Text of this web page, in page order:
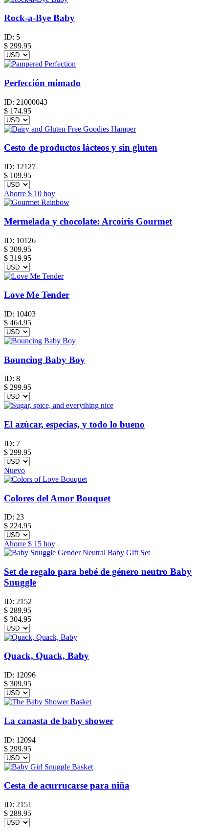
Rock-a-Bye Baby
ID: 5
$ 299.95
Perfección mimado
ID: 21000043
$ 174.95
Cesto de productos lácteos y sin gluten
ID: 12127
$ 109.95
Ahorre $ 10 hoy
Mermelada y chocolate: Arcoiris Gourmet
ID: 10126
$ 309.95
$ 319.95
Love Me Tender
ID: 10403
$ 464.95
Bouncing Baby Boy
ID: 8
$ 299.95
El azúcar, especias, y todo lo bueno
ID: 7
$ 299.95
Nuevo
Colores del Amor Bouquet
ID: 23
$ 224.95
Ahorre $ 15 hoy
Set de regalo para bebé de género neutro Baby
Snuggle
ID: 2152
$ 289.95
$ 304.95
Quack, Quack, Baby
ID: 12096
$ 309.95
La canasta de baby shower
ID: 12094
$ 299.95
Cesta de acurrucarse para niña
ID: 2151
$ 289.95